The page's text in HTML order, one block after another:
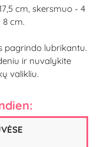
cm, skersmuo - 4
cm.
pagrindo lubrikantu.
ir nuvalykite
valikliu.